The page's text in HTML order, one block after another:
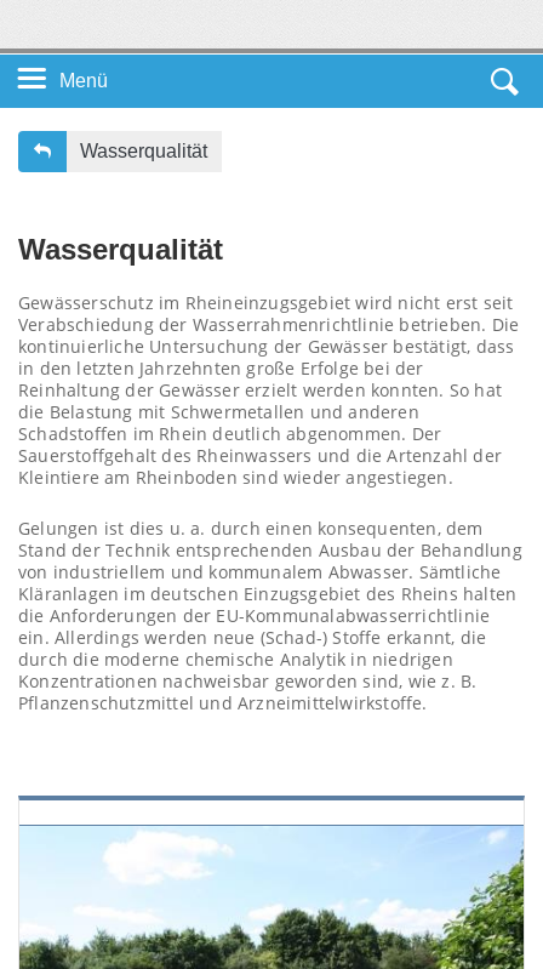
Menü
Startseite DE
Leichte Sprache
Wasserqualität
Wasserqualität
Gewässerschutz im Rheineinzugsgebiet wird nicht erst seit
Verabschiedung der Wasserrahmenrichtlinie betrieben. Die
kontinuierliche Untersuchung der Gewässer bestätigt, dass
in den letzten Jahrzehnten große Erfolge bei der
Reinhaltung der Gewässer erzielt werden konnten. So hat
die Belastung mit Schwermetallen und anderen
Schadstoffen im Rhein deutlich abgenommen. Der
Sauerstoffgehalt des Rheinwassers und die Artenzahl der
Kleintiere am Rheinboden sind wieder angestiegen.
Gelungen ist dies u. a. durch einen konsequenten, dem
Stand der Technik entsprechenden Ausbau der Behandlung
von industriellem und kommunalem Abwasser. Sämtliche
Kläranlagen im deutschen Einzugsgebiet des Rheins halten
die Anforderungen der EU-Kommunalabwasserrichtlinie
ein. Allerdings werden neue (Schad-) Stoffe erkannt, die
durch die moderne chemische Analytik in niedrigen
Konzentrationen nachweisbar geworden sind, wie z. B.
Pflanzenschutzmittel und Arzneimittelwirkstoffe.